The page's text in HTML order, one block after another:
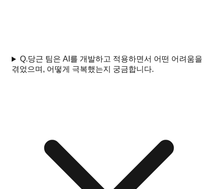
Q.당근 팀은 AI를 개발하고 적용하면서 어떤 어려움을
겪었으며, 어떻게 극복했는지 궁금합니다.